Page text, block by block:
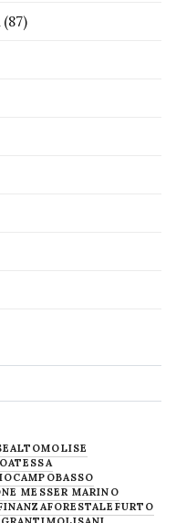
(87)
ALTOMOLISE
ATESSA
CAMPOBASSO
MESSER MARINO
FORESTALE FURTO